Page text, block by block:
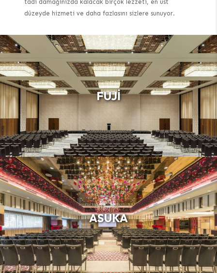
tadı damağınızda kalacak birçok lezzeti, en üst
düzeyde hizmeti ve daha fazlasını sizlere sunuyor.
FUJI
ASUKA